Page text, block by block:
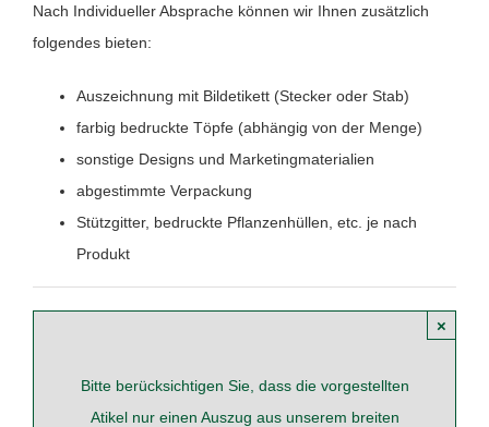
Nach Individueller Absprache können wir Ihnen zusätzlich
folgendes bieten:
Auszeichnung mit Bildetikett (Stecker oder Stab)
farbig bedruckte Töpfe (abhängig von der Menge)
sonstige Designs und Marketingmaterialien
abgestimmte Verpackung
Stützgitter, bedruckte Pflanzenhüllen, etc. je nach
Produkt
Bitte berücksichtigen Sie, dass die vorgestellten
Atikel nur einen Auszug aus unserem breiten
×